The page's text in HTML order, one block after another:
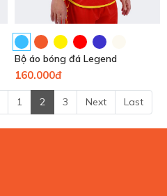
Bộ áo bóng đá Legend
160.000đ
1 2 3 Next Last